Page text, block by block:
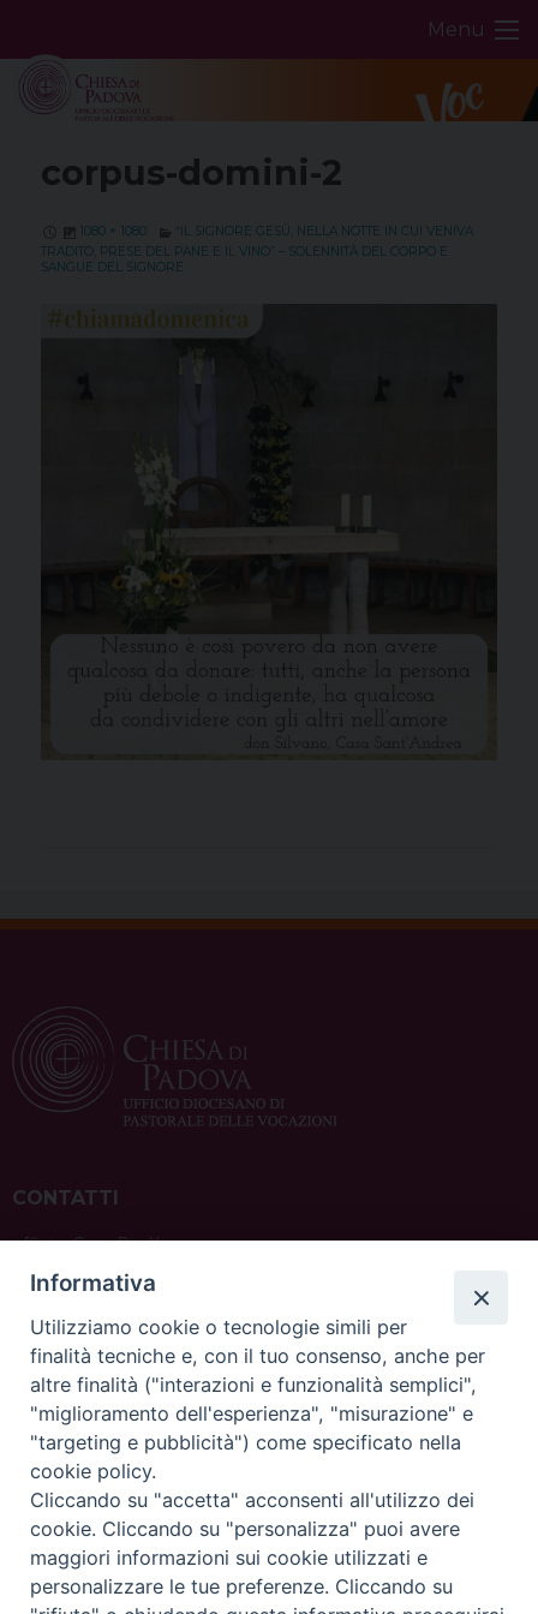
content
Menu
corpus-domini-2
1080 × 1080
“IL SIGNORE GESÙ, NELLA NOTTE IN CUI VENIVA
TRADITO, PRESE DEL PANE E IL VINO” – SOLENNITÀ DEL CORPO E
SANGUE DEL SIGNORE
CONTATTI
ufficio: Casa Pio X
via Bonporti, 20 – 35141 Padova
tel: +39 351 619 2354
e mail:ufficiovocazionipadova@gmail.com
sede: Casa Sant'Andrea
via Valmarana, 20 – 35133 Padova
instagram:@casasantandreapadova
e mail:casasantandreapadova@gmail.com
Informativa
Utilizziamo cookie o tecnologie simili per
finalità tecniche e, con il tuo consenso, anche per
altre finalità ("interazioni e funzionalità semplici",
"miglioramento dell'esperienza", "misurazione" e
"targeting e pubblicità") come specificato nella
cookie policy.
Cliccando su "accetta" acconsenti all'utilizzo dei
cookie. Cliccando su "personalizza" puoi avere
maggiori informazioni sui cookie utilizzati e
personalizzare le tue preferenze. Cliccando su